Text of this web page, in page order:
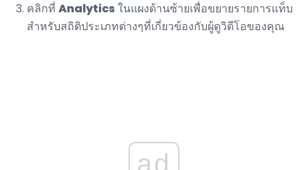
คลิกที่ Analyticsในแผงด้านซ้ายเพื่อขยายรายการแท็บ
สำหรับสถิติประเภทต่างๆที่เกี่ยวข้องกับผู้ดูวิดีโอของคุณ
ad